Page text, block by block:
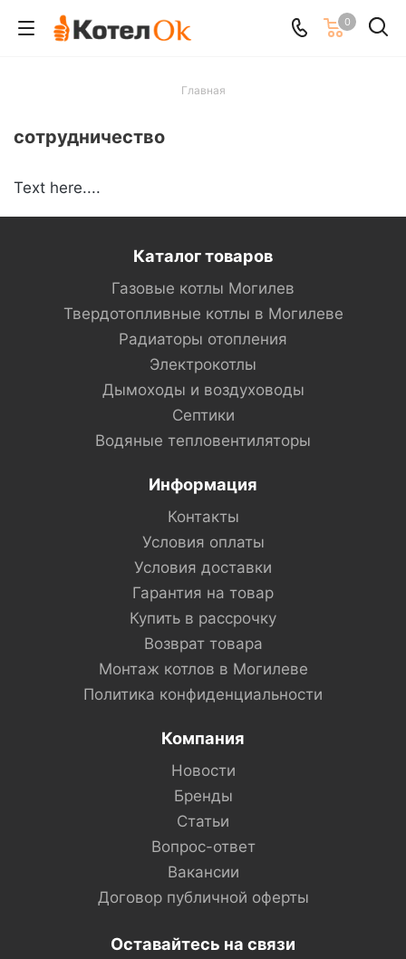
0
Главная
сотрудничество
Text here....
Каталог товаров
Газовые котлы Могилев
Твердотопливные котлы в Могилеве
Радиаторы отопления
Электрокотлы
Дымоходы и воздуховоды
Септики
Водяные тепловентиляторы
Информация
Контакты
Условия оплаты
Условия доставки
Гарантия на товар
Купить в рассрочку
Возврат товара
Монтаж котлов в Могилеве
Политика конфиденциальности
Компания
Новости
Бренды
Статьи
Вопрос-ответ
Вакансии
Договор публичной оферты
Оставайтесь на связи